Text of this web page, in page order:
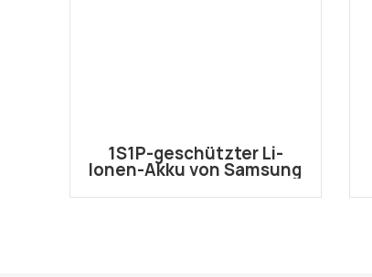
1S1P-geschützter Li-
Ionen-Akku von Samsung
18650 2600mAh 3,6 V/3,7
V Akku mit JST-Anschluss